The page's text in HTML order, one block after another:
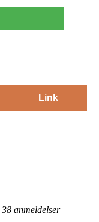
Link
38 anmeldelser